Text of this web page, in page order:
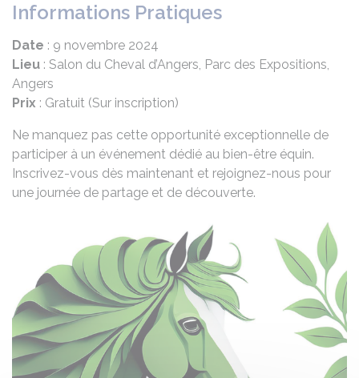
Informations Pratiques
Date : 9 novembre 2024
Lieu : Salon du Cheval d’Angers, Parc des Expositions,
Angers
Prix : Gratuit (Sur inscription)
Ne manquez pas cette opportunité exceptionnelle de
participer à un événement dédié au bien-être équin.
Inscrivez-vous dès maintenant et rejoignez-nous pour
une journée de partage et de découverte.